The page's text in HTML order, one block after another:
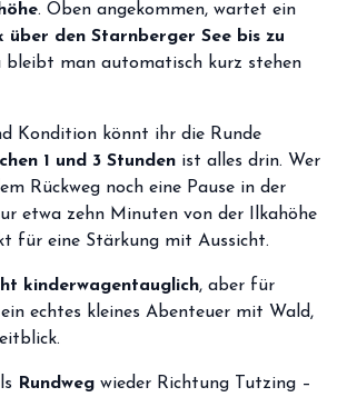
. Oben angekommen, wartet ein
über den Starnberger See bis zu
bleibt man automatisch kurz stehen
Kondition könnt ihr die Runde
1 und 3 Stunden ist alles drin. Wer
Rückweg noch eine Pause in der
etwa zehn Minuten von der Ilkahöhe
für eine Stärkung mit Aussicht.
kinderwagentauglich, aber für
echtes kleines Abenteuer mit Wald,
Rundweg wieder Richtung Tutzing –